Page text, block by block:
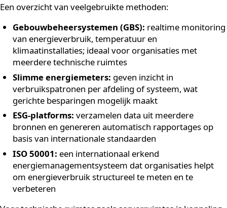
volledige ESG-strategie.
Welke tools en methoden
helpen bij
duurzaamheidsmonitoring?
De meest effectieve tools voor
zijn energiemanagementsystemen (EMS),
gebouwbeheersystemen (GBS) en gespecialiseerde
software. De juiste keuze hangt af van de omvang
de rapportageverplichtingen die op jou van
zijn.
Een overzicht van veelgebruikte methoden: